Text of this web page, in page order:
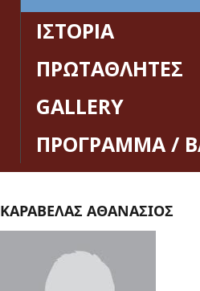
ΙΣΤΟΡΙΑ
ΠΡΩΤΑΘΛΗΤΕΣ
GALLERY
ΠΡΟΓΡΑΜΜΑ /
ΚΑΡΑΒΕΛΑΣ ΑΘΑΝΑΣΙΟΣ